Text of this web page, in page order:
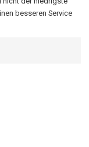
besseren Service